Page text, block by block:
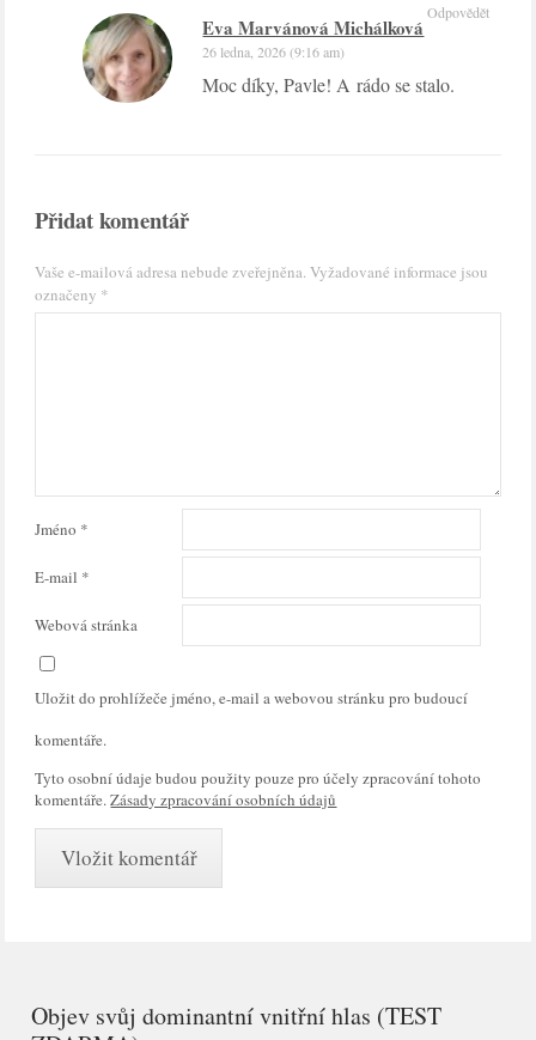
Eva Marvánová Michálková
26 ledna, 2026 (9:16 am)
Moc díky, Pavle! A rádo se stalo.
Odpovědět
Přidat komentář
Vaše e-mailová adresa nebude zveřejněna. Vyžadované informace jsou
označeny *
Jméno *
E-mail *
Webová stránka
Uložit do prohlížeče jméno, e-mail a webovou stránku pro budoucí
komentáře.
Tyto osobní údaje budou použity pouze pro účely zpracování tohoto
komentáře. Zásady zpracování osobních údajů
Objev svůj dominantní vnitřní hlas (TEST